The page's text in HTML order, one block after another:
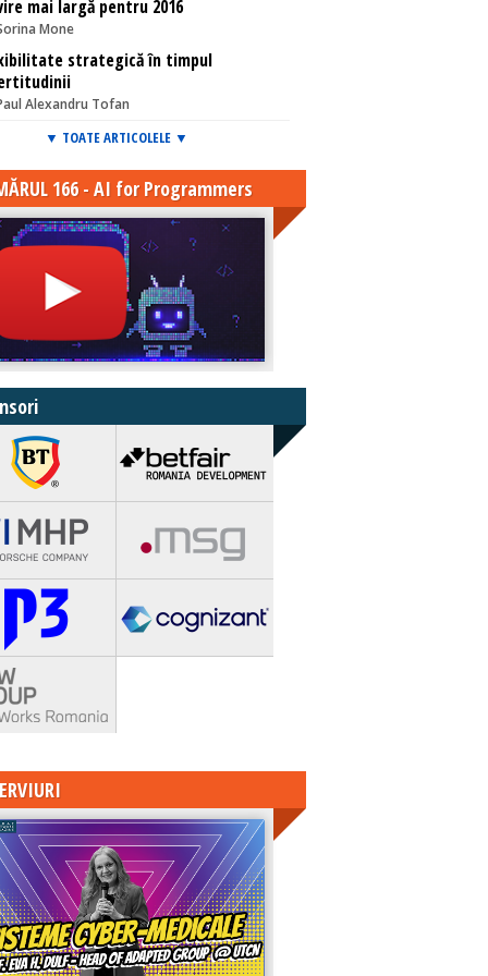
mai largă pentru 2016
Mone
strategică în timpul
Alexandru Tofan
▼ TOATE ARTICOLELE ▼
166 - AI for Programmers